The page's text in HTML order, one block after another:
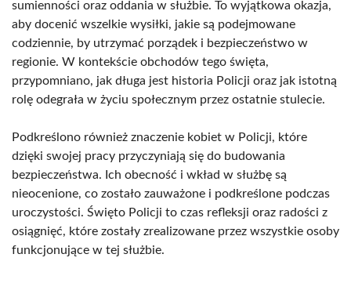
sumienności oraz oddania w służbie. To wyjątkowa okazja,
aby docenić wszelkie wysiłki, jakie są podejmowane
codziennie, by utrzymać porządek i bezpieczeństwo w
regionie. W kontekście obchodów tego święta,
przypomniano, jak długa jest historia Policji oraz jak istotną
rolę odegrała w życiu społecznym przez ostatnie stulecie.
Podkreślono również znaczenie kobiet w Policji, które
dzięki swojej pracy przyczyniają się do budowania
bezpieczeństwa. Ich obecność i wkład w służbę są
nieocenione, co zostało zauważone i podkreślone podczas
uroczystości. Święto Policji to czas refleksji oraz radości z
osiągnięć, które zostały zrealizowane przez wszystkie osoby
funkcjonujące w tej służbie.